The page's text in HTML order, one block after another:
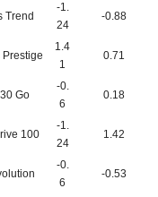
Trend
-1.
24
-0.88
Prestige
1.4
1
0.71
Go
-0.
6
0.18
100
-1.
24
1.42
-0.
6
-0.53